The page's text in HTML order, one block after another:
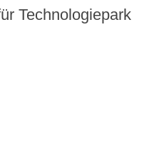
Technologiepark